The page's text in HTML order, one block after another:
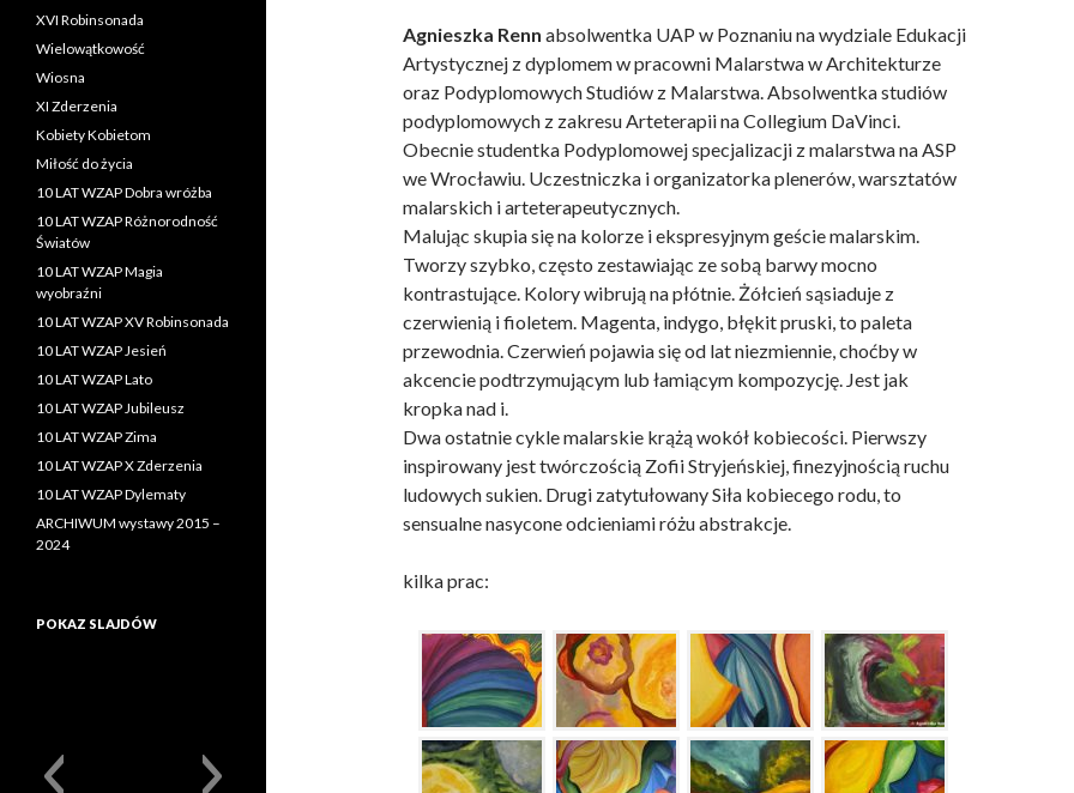
Agnieszka Renn absolwentka UAP w Poznaniu na wydziale Edukacji
Artystycznej z dyplomem w pracowni Malarstwa w Architekturze
oraz Podyplomowych Studiów z Malarstwa. Absolwentka studiów
podyplomowych z zakresu Arteterapii na Collegium DaVinci.
Obecnie studentka Podyplomowej specjalizacji z malarstwa na ASP
we Wrocławiu. Uczestniczka i organizatorka plenerów, warsztatów
malarskich i arteterapeutycznych.
Malując skupia się na kolorze i ekspresyjnym geście malarskim.
Tworzy szybko, często zestawiając ze sobą barwy mocno
kontrastujące. Kolory wibrują na płótnie. Żółcień sąsiaduje z
czerwienią i fioletem. Magenta, indygo, błękit pruski, to paleta
przewodnia. Czerwień pojawia się od lat niezmiennie, choćby w
akcencie podtrzymującym lub łamiącym kompozycję. Jest jak
kropka nad i.
Dwa ostatnie cykle malarskie krążą wokół kobiecości. Pierwszy
inspirowany jest twórczością Zofii Stryjeńskiej, finezyjnością ruchu
ludowych sukien. Drugi zatytułowany Siła kobiecego rodu, to
sensualne nasycone odcieniami różu abstrakcje.
kilka prac:
XVI Robinsonada 2026
Julia Kaczmarczyk-Piotrowska
Bushido – Droga Wojownika
Zza Zasłony Biuletyn WZAP Nr 2
2026 (Nr 6)
Kobiece Kwiaty w WCO 2026 - 1
Paweł Jagła Odmienne Stany
Świadomości 2 2026
Jerzy Sikuciński - Spektrum
2026
Tadeusz Topolski Zaproszenie
2026
Aleksandra Hanaj-Podgórska
żeglarskie podróże 2026
Zaproszenie Wielowątkowość
Agnieszka Renn
XVI Robinsonada
Wielowątkowość
Wiosna
XI Zderzenia
Kobiety Kobietom
Miłość do życia
10 LAT WZAP Dobra wróżba
10 LAT WZAP Różnorodność
Światów
10 LAT WZAP Magia
wyobraźni
10 LAT WZAP XV Robinsonada
10 LAT WZAP Jesień
10 LAT WZAP Lato
10 LAT WZAP Jubileusz
10 LAT WZAP Zima
10 LAT WZAP X Zderzenia
10 LAT WZAP Dylematy
ARCHIWUM wystawy 2015 –
2024
POKAZ SLAJDÓW